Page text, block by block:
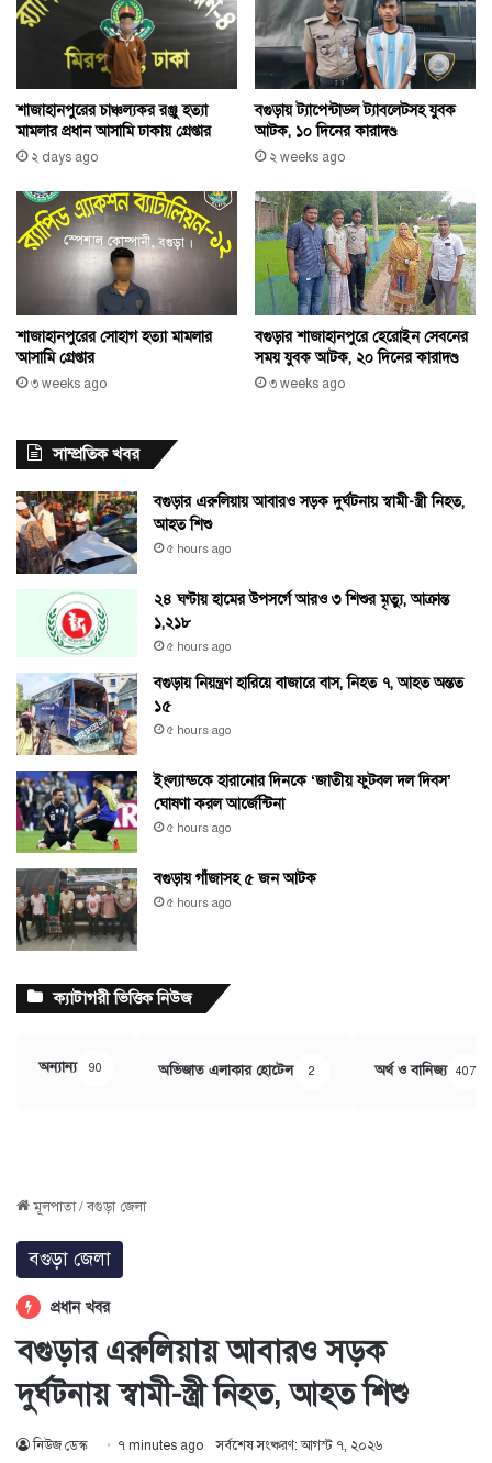
শাজাহানপুরের চাঞ্চল্যকর রঞ্জু হত্যা
মামলার প্রধান আসামি ঢাকায় গ্রেপ্তার
২ days ago
বগুড়ায় ট্যাপেন্টাডল ট্যাবলেটসহ যুবক
আটক, ১০ দিনের কারাদণ্ড
২ weeks ago
শাজাহানপুরের সোহাগ হত্যা মামলার
আসামি গ্রেপ্তার
৩ weeks ago
বগুড়ার শাজাহানপুরে হেরোইন সেবনের
সময় যুবক আটক, ২০ দিনের কারাদণ্ড
৩ weeks ago
সাম্প্রতিক খবর
বগুড়ার এরুলিয়ায় আবারও সড়ক দুর্ঘটনায় স্বামী-স্ত্রী নিহত,
আহত শিশু
৫ hours ago
২৪ ঘণ্টায় হামের উপসর্গে আরও ৩ শিশুর মৃত্যু, আক্রান্ত
১,২১৮
৫ hours ago
বগুড়ায় নিয়ন্ত্রণ হারিয়ে বাজারে বাস, নিহত ৭, আহত অন্তত
১৫
৫ hours ago
ইংল্যান্ডকে হারানোর দিনকে ‘জাতীয় ফুটবল দল দিবস’
ঘোষণা করল আর্জেন্টিনা
৫ hours ago
বগুড়ায় গাঁজাসহ ৫ জন আটক
৫ hours ago
ক্যাটাগরী ভিত্তিক নিউজ
অন্যান্য 90 অভিজাত এলাকার হোটেল 2 অর্থ ও বানিজ্য 407